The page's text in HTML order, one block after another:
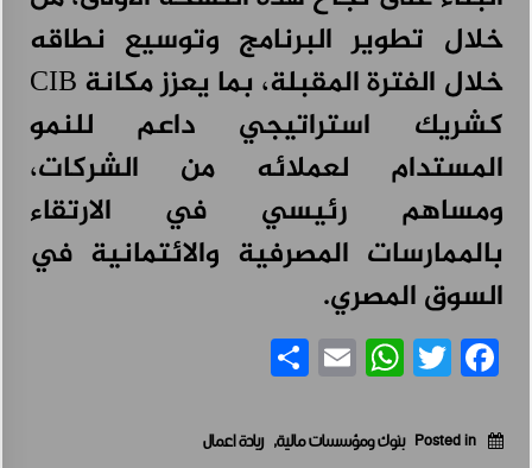
خلال تطوير البرنامج وتوسيع نطاقه
خلال الفترة المقبلة، بما يعزز مكانة CIB
كشريك استراتيجي داعم للنمو
المستدام لعملائه من الشركات،
ومساهم رئيسي في الارتقاء
بالممارسات المصرفية والائتمانية في
السوق المصري.
Facebook
Twitter
WhatsApp
Email
Posted in بنوك ومؤسسات مالية, ريادة اعمال